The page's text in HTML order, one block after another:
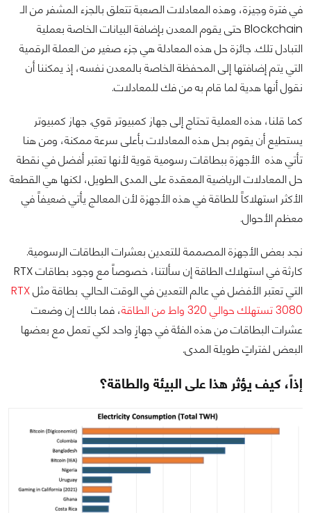
في فترة وجيزة، وهذه المعادلات الصعبة تتعلق بالجزء المشفر من الـ
Blockchain حتى يقوم المعدن بإضافة البيانات الخاصة بعملية
التبادل تلك. جائزة حل هذه المعادلة هي جزء صغير من العملة الرقمية
التي يتم إضافتها إلى المحفظة الخاصة بالمعدن نفسه، إذ يمكننا أن
نقول أنها هدية لما قام به من فك للمعادلات.
كما قلنا، هذه العملية تحتاج إلى جهاز كمبيوتر قوي. جهاز كمبيوتر
يستطيع أن يقوم بحل هذه المعادلات بأعلى سرعة ممكنة، ومن هنا
تأتي هذه الأجهزة ببطاقات رسومية قوية لأنها تعتبر أفضل في نقطة
حل المعادلات الرياضية المعقدة على المدى الطويل، لكنها هي القطعة
الأكثر استهلاكاً للطاقة في هذه الأجهزة لأن المعالج يأتي ضعيفاً في
معظم الأحوال.
نجد بعض الأجهزة المصممة للتعدين بعشرات البطاقات الرسومية.
كارثة في استهلاك الطاقة إن سألتنا، خصوصاً مع وجود بطاقات RTX
التي تعتبر الأفضل في عالم التعدين في الوقت الحالي. بطاقة مثلRTX
3080 تستهلك حوالي 320 واط من الطاقة
، فما بالك إن وضعت
عشرات البطاقات من هذه الفئة في جهازٍ واحد لكي تعمل مع بعضها
البعض لفتراتٍ طويلة المدى.
إذاً، كيف يؤثر هذا على البيئة والطاقة؟